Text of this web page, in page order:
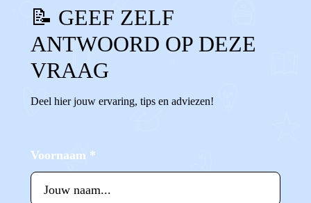
📝 GEEF ZELF
ANTWOORD OP DEZE
VRAAG
Deel hier jouw ervaring, tips en adviezen!
Voornaam *